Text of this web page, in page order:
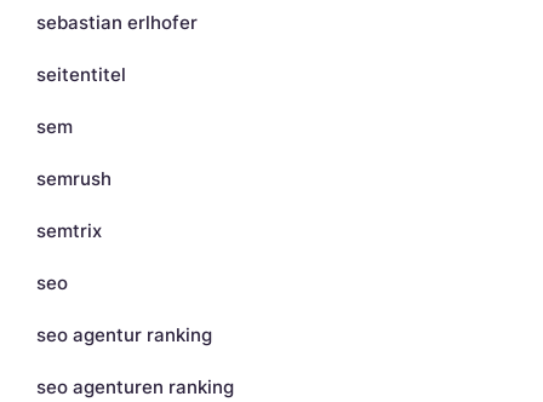
sebastian erlhofer
seitentitel
sem
semrush
semtrix
seo
seo agentur ranking
seo agenturen ranking